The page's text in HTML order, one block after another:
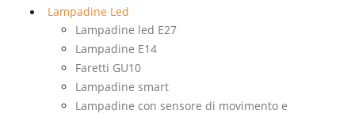
Lampadine Led
Lampadine led E27
Lampadine E14
Faretti GU10
Lampadine smart
Lampadine con sensore di movimento e